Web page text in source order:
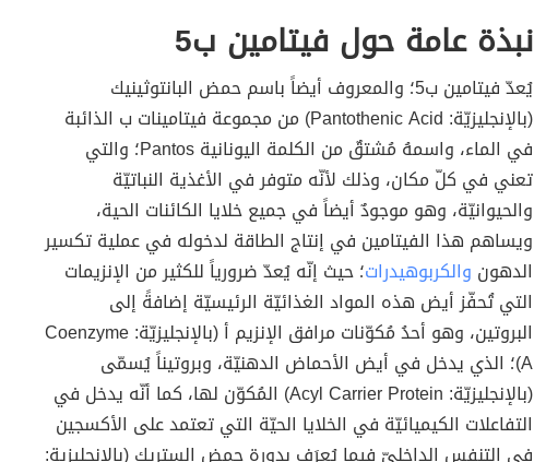
نبذة عامة حول فيتامين ب5
يُعدّ فيتامين ب5؛ والمعروف أيضاً باسم حمض البانتوثينيك
(بالإنجليزيّة: Pantothenic Acid) من مجموعة فيتامينات ب الذائبة
في الماء، واسمهُ مُشتقٌ من الكلمة اليونانية Pantos؛ والتي
تعني في كلّ مكان، وذلك لأنّه متوفر في الأغذية النباتيّة
والحيوانيّة، وهو موجودٌ أيضاً في جميع خلايا الكائنات الحية،
ويساهم هذا الفيتامين في إنتاج الطاقة لدخوله في عملية تكسير
الدهون والكربوهيدرات؛ حيث إنّه يُعدّ ضرورياً للكثير من الإنزيمات
التي تُحفّز أيض هذه المواد الغذائيّة الرئيسيّة إضافةً إلى
البروتين، وهو أحدُ مُكوّنات مرافق الإنزيم أ (بالإنجليزيّة: Coenzyme
A)؛ الذي يدخل في أيض الأحماض الدهنيّة، وبروتيناً يُسمّى
(بالإنجليزيّة: Acyl Carrier Protein) المُكوّن لها، كما أنّه يدخل في
التفاعلات الكيميائيّة في الخلايا الحيّة التي تعتمد على الأكسجين
في التنفس الداخليّ فيما يُعرَف بدورة حمض الستريك (بالإنجليزية: